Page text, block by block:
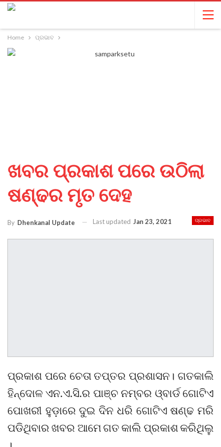
Home ପ୍ରଭାବ
ଖବର ପ୍ରକାଶ ପରେ ଉଠିଲା
ଷଣ୍ଢର ମୃତ ଦେହ
ପ୍ରଭାବ
By Dhenkanal Update Last updated Jan 23, 2021
ପ୍ରକାଶ ପରେ ଚେତା ତପ୍ତର ପ୍ରଶାସନ। ଗତକାଲି
ହିନ୍ଦୋଳ ଏନ.ଏ.ସି.ର ପାଞ୍ଚ ନମ୍ବର ଓ୍ବାର୍ଡ ଗୋଟିଏ
ପୋଖରୀ ହୁଡ଼ାରେ ଦୁଇ ଦିନ ଧରି ଗୋଟିଏ ଷଣ୍ଢ ମରି
ପଡିଥିବାର ଖବର ଆମେ ଗତ କାଲି ପ୍ରକାଶ କରିଥିଲୁ